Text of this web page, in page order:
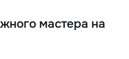
мастера на